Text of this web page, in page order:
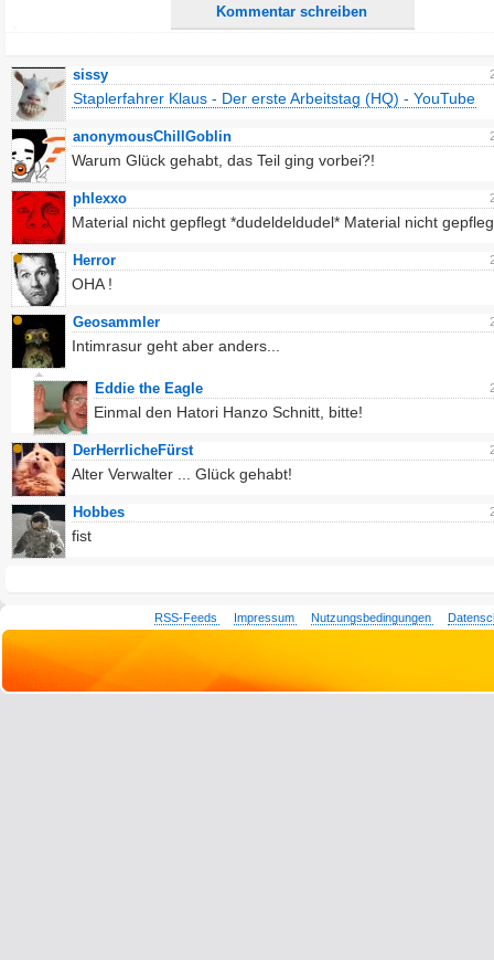
Kommentar schreiben
sissy
Staplerfahrer Klaus - Der erste Arbeitstag (HQ) - YouTube
anonymousChillGoblin
Warum Glück gehabt, das Teil ging vorbei?!
phlexxo
Material nicht gepflegt *dudeldeldudel* Material nicht
Herror
OHA !
Geosammler
Intimrasur geht aber anders...
Eddie the Eagle
Einmal den Hatori Hanzo Schnitt, bitte!
DerHerrlicheFürst
Alter Verwalter ... Glück gehabt!
Hobbes
fist
RSS-Feeds Impressum Nutzungsbedingungen